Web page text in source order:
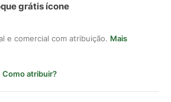
grátis ícone
e comercial com atribuição. Mais
Como atribuir?